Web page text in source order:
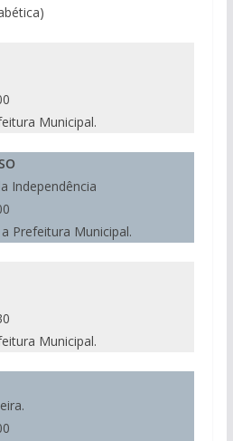
Municipal.
Independência
Prefeitura Municipal.
Municipal.